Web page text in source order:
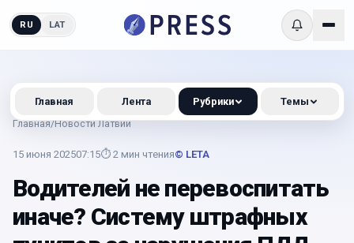
RU LAT
Главная/Новости Латвии
15 июня 202507:15⏱ 2 мин чтения© LETA
Водителей не перевоспитать
иначе? Систему штрафных
Главная Лента Рубрики Темы